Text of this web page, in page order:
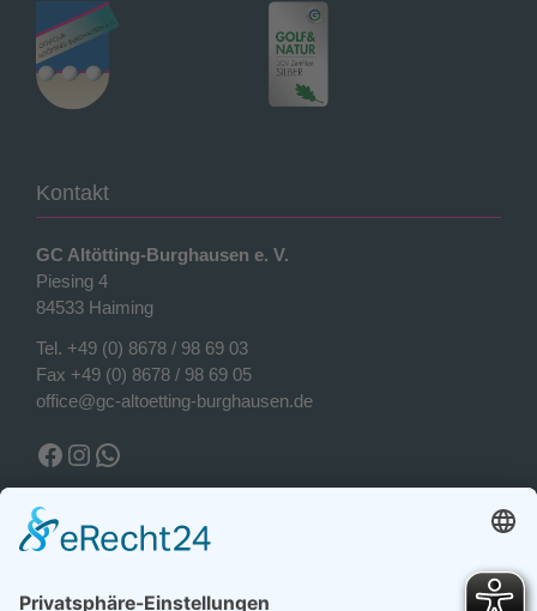
Kontakt
GC Altötting-Burghausen e. V.
Piesing 4
84533 Haiming
Tel. +49 (0) 8678 / 98 69 03
Fax +49 (0) 8678 / 98 69 05
office@gc-altoetting-burghausen.de
Facebook Golfclub
Instagram Golfclub
WhatsApp
Wetter Piesing
Wetter Piesing